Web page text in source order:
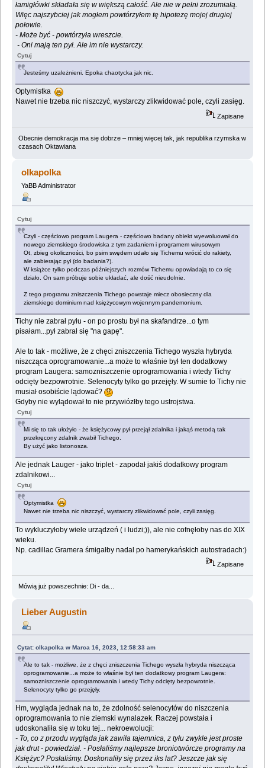
łamigłówki składała się w większą całość. Ale nie w pełni zrozumiałą.
Więc najszybciej jak mogłem powtórzyłem tę hipotezę mojej drugiej
połowie.
- Może być - powtórzyła wreszcie.
- Oni mają ten pył. Ale im nie wystarczy.
Cytuj
Jesteśmy uzależnieni. Epoka chaotycka jak nic.
Optymistka
Nawet nie trzeba nic niszczyć, wystarczy zlikwidować pole, czyli zasięg.
Zapisane
Obecnie demokracja ma się dobrze – mniej więcej tak, jak republika rzymska w
czasach Oktawiana
olkapolka
YaBB Administrator
Cytuj
Czyli - częściowo program Laugera - częściowo badany obiekt wyewoluował do
nowego ziemskiego środowiska z tym zadaniem i programem wirusowym
Ot, zbieg okoliczności, bo psim swędem udało się Tichemu wrócić do rakiety,
ale zabierając pył (do badania?).
W książce tylko podczas późniejszych rozmów Tichemu opowiadają to co się
działo. On sam próbuje sobie układać, ale dość nieudolnie.
Z tego programu zniszczenia Tichego powstaje miecz obosieczny dla
ziemskiego dominium nad księżycowym wojennym pandemonium.
Tichy nie zabrał pyłu - on po prostu był na skafandrze...o tym
pisałam...pył zabrał się "na gapę".
Ale to tak - możliwe, że z chęci zniszczenia Tichego wyszła hybryda
niszcząca oprogramowanie...a może to właśnie był ten dodatkowy
program Laugera: samozniszczenie oprogramowania i wtedy Tichy
odcięty bezpowrotnie. Selenocyty tylko go przejęły. W sumie to Tichy nie
musiał osobiście lądować?
Gdyby nie wylądował to nie przywiózłby tego ustrojstwa.
Cytuj
Mi się to tak ułożyło - że księżycowy pył przejął zdalnika i jakąś metodą tak
przekręcony zdalnik zwabił Tichego.
By użyć jako listonosza.
Ale jednak Lauger - jako triplet - zapodał jakiś dodatkowy program
zdalnikowi...
Cytuj
Optymistka
Nawet nie trzeba nic niszczyć, wystarczy zlikwidować pole, czyli zasięg.
To wykluczyłoby wiele urządzeń ( i ludzi;)), ale nie cofnęłoby nas do XIX
wieku.
Np. cadillac Gramera śmigałby nadal po hamerykańskich autostradach:)
Zapisane
Mówią już powszechnie: Di - da...
Lieber Augustin
Cytat: olkapolka w Marca 16, 2023, 12:58:33 am
Ale to tak - możliwe, że z chęci zniszczenia Tichego wyszła hybryda niszcząca
oprogramowanie...a może to właśnie był ten dodatkowy program Laugera:
samozniszczenie oprogramowania i wtedy Tichy odcięty bezpowrotnie.
Selenocyty tylko go przejęły.
Hm, wygląda jednak na to, że zdolność selenocytów do niszczenia
oprogramowania to nie ziemski wynalazek. Raczej powstała i
udoskonaliła się w toku tej... nekroewolucji:
- To, co z przodu wygląda jak zawiła tajemnica, z tyłu zwykle jest proste
jak drut - powiedział. - Posłaliśmy najlepsze broniotwórcze programy na
Księżyc? Posłaliśmy. Doskonaliły się przez iks lat? Jeszcze jak się